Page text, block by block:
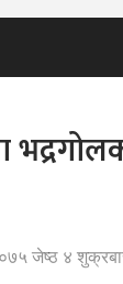
जेष्ठ ४